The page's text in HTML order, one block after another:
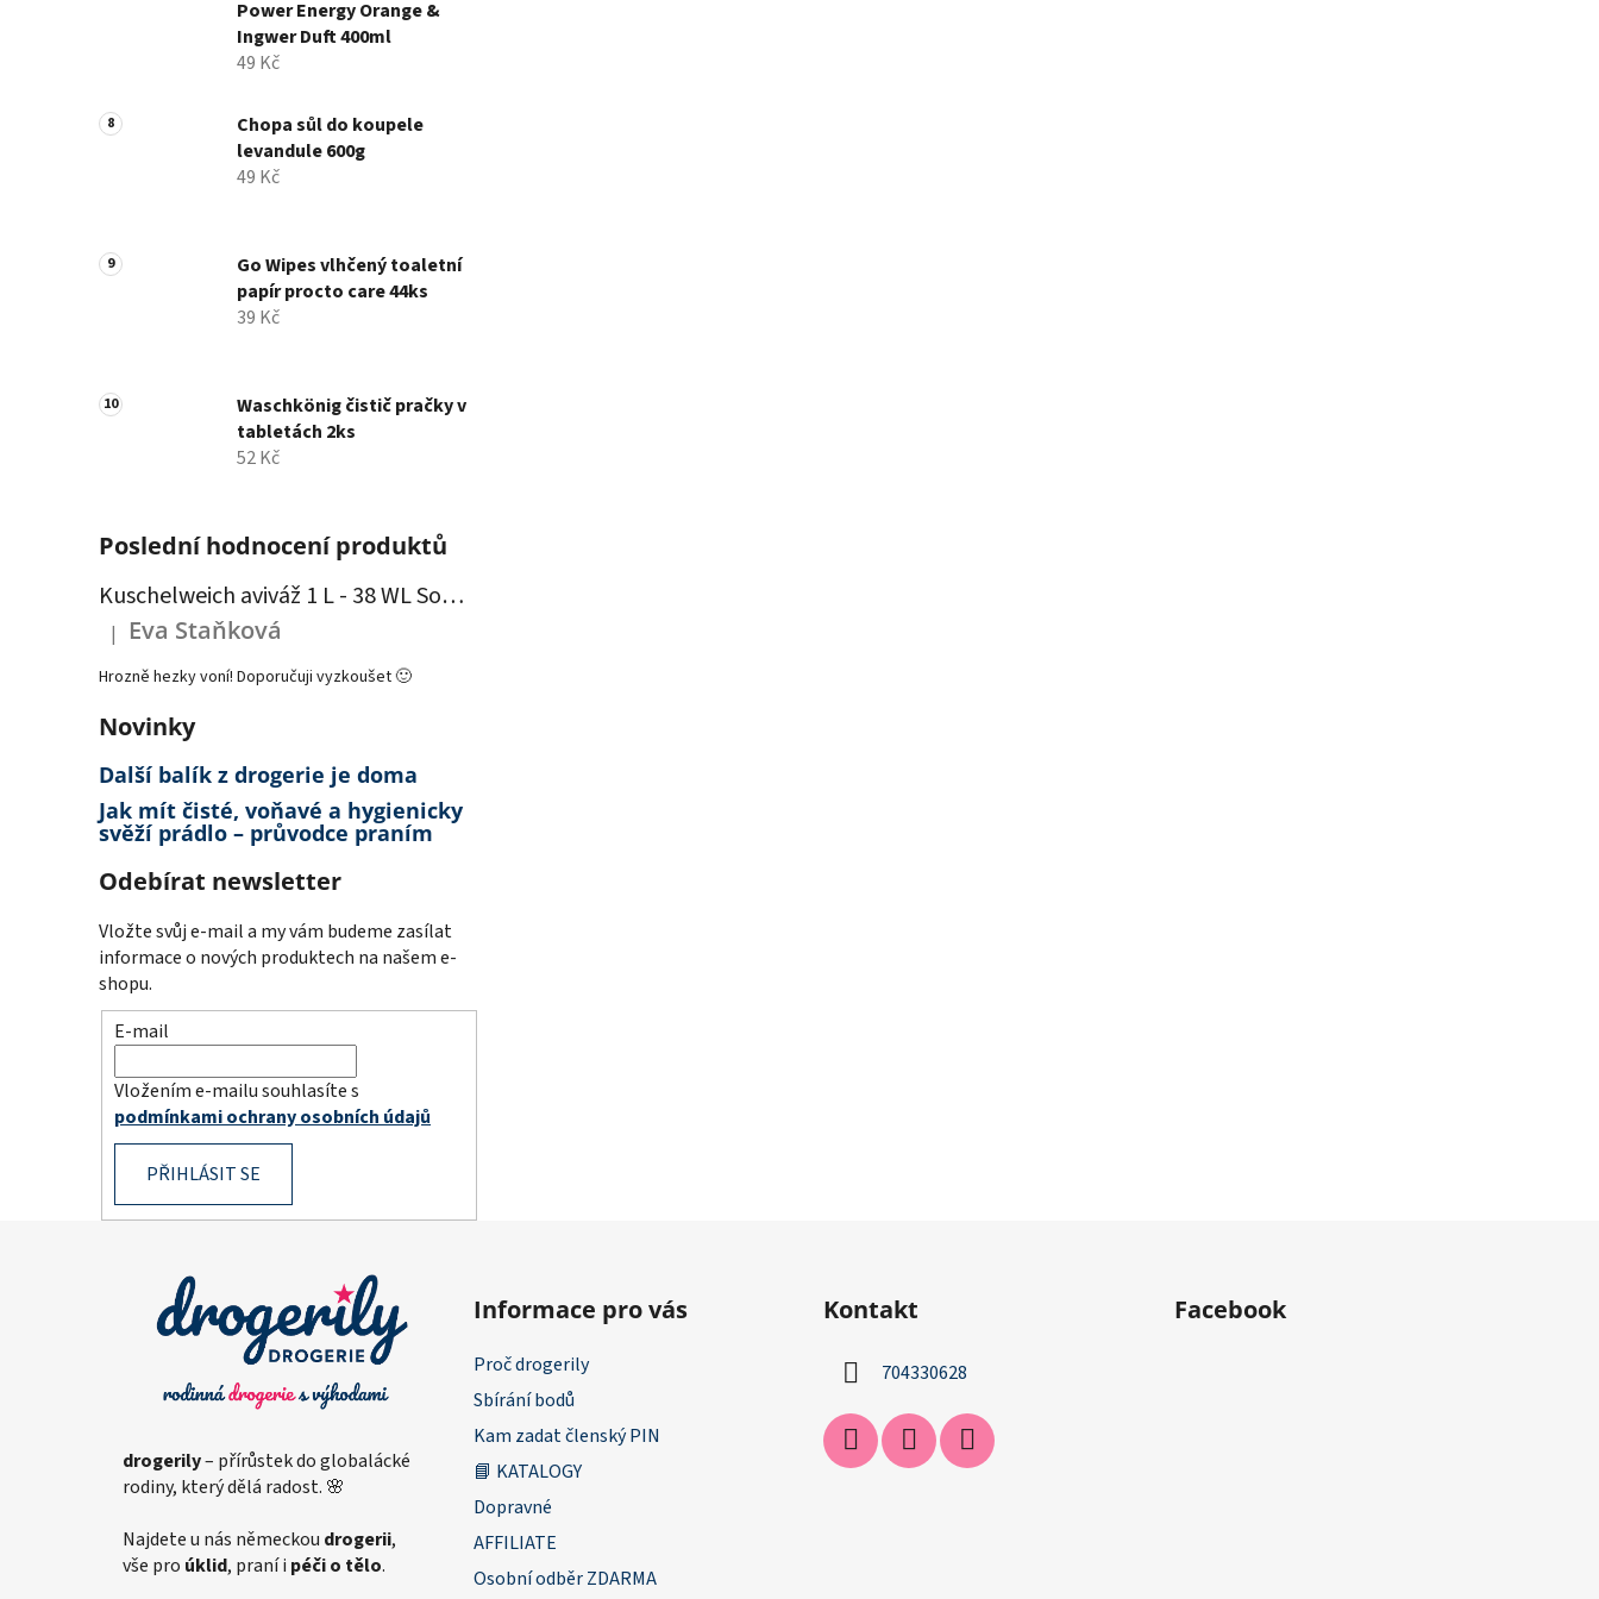
Power Energy Orange &
Ingwer Duft 400ml
49 Kč
Chopa sůl do koupele
levandule 600g
49 Kč
Go Wipes vlhčený toaletní
papír procto care 44ks
39 Kč
Waschkönig čistič pračky v
tabletách 2ks
52 Kč
Poslední hodnocení produktů
Kuschelweich aviváž 1 L - 38 WL Sommerwind - modrá
Hodnocení produktu je 5 z 5 hvězdiček.
| Eva Staňková
Hrozně hezky voní! Doporučuji vyzkoušet 🙂
Novinky
Další balík z drogerie je doma
Jak mít čisté, voňavé a hygienicky
svěží prádlo – průvodce praním
Odebírat newsletter
Vložte svůj e-mail a my vám budeme zasílat
informace o nových produktech na našem e-
shopu.
E-mail
Vložením e-mailu souhlasíte s
podmínkami ochrany osobních údajů
PŘIHLÁSIT SE
drogerily– přírůstek do globalácké
rodiny, který dělá radost. 🌸
Najdete u nás německou drogerii,
vše pro úklid, praní i péči o tělo.
Informace pro vás
Proč drogerily
Sbírání bodů
Kam zadat členský PIN
📘 KATALOGY
Dopravné
AFFILIATE
Osobní odběr ZDARMA
Kontakt
704330628
Facebook